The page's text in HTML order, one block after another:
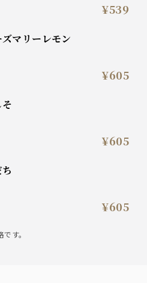
¥539
ズマリーレモン
¥605
そ
¥605
ち
¥605
す。